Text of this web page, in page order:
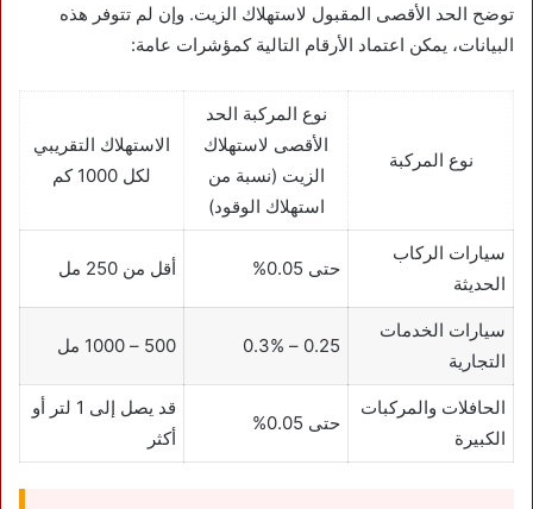
توضح الحد الأقصى المقبول لاستهلاك الزيت. وإن لم تتوفر هذه
البيانات، يمكن اعتماد الأرقام التالية كمؤشرات عامة:
نوع المركبة
نوع المركبة الحد
الأقصى لاستهلاك
الزيت (نسبة من
استهلاك الوقود)
الاستهلاك التقريبي
لكل 1000 كم
سيارات الركاب
الحديثة
حتى 0.05% أقل من 250 مل
سيارات الخدمات
التجارية
0.25 – 0.3% 500 – 1000 مل
الحافلات والمركبات
الكبيرة
حتى 0.05%
قد يصل إلى 1 لتر أو
أكثر